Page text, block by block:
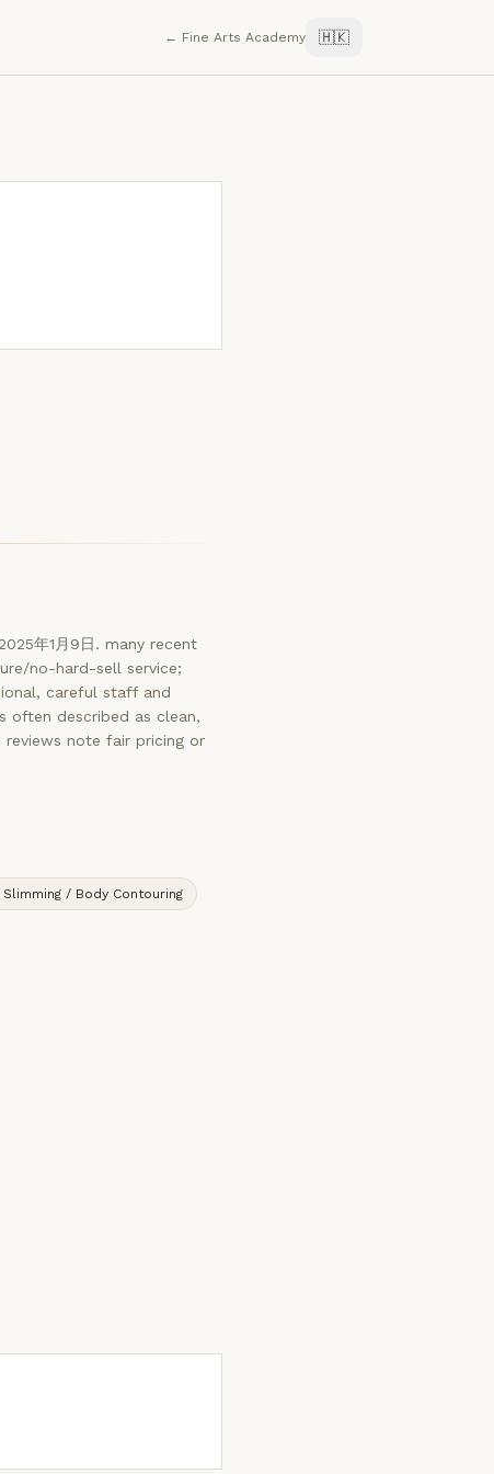
← Fine Arts Academy 🇭🇰
年1月9日. many recent
no-hard-sell service;
careful staff and
often described as clean,
note fair pricing or
Slimming / Body Contouring